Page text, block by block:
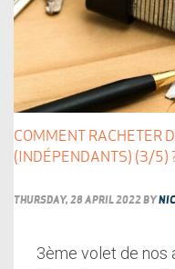
COMMENT RACHETER
(INDÉPENDANTS) (3/5)
THURSDAY, 28 APRIL 2022BY
3ème volet de nos